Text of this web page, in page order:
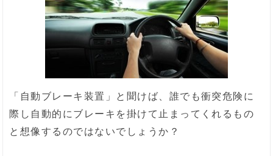
「自動ブレーキ装置」と聞けば、誰でも衝突危険に
際し自動的にブレーキを掛けて止まってくれるもの
と想像するのではないでしょうか？